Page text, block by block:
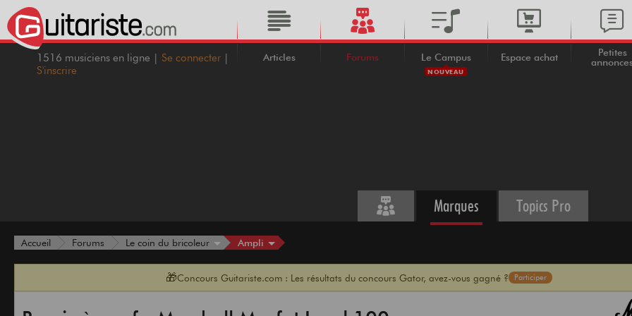
1516 musiciens en ligne | Se connecter |
S'inscrire
Articles Forums Le Campus
NOUVEAU
Espace achat
Petites
Marques Topics Pro
Accueil Forums Le coin du bricoleur Ampli
🎁Concours Guitariste.com : Les résultats du concours Gator, avez-vous gagné ? Participer